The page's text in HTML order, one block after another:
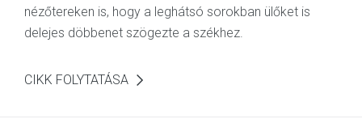
nézőtereken is, hogy a leghátsó sorokban ülőket is
delejes döbbenet szögezte a székhez.
CIKK FOLYTATÁSA